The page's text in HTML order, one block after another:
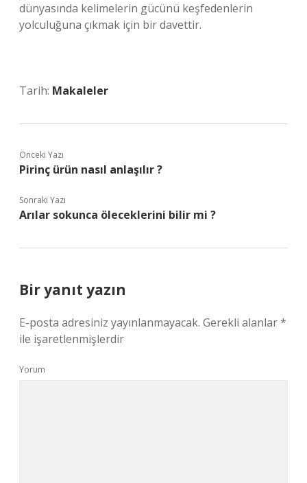
dünyasında kelimelerin gücünü keşfedenlerin
yolculuğuna çıkmak için bir davettir.
Tarih: Makaleler
Önceki Yazı
Pirinç ürün nasıl anlaşılır ?
Sonraki Yazı
Arılar sokunca öleceklerini bilir mi ?
Bir yanıt yazın
E-posta adresiniz yayınlanmayacak. Gerekli alanlar*
ile işaretlenmişlerdir
Yorum